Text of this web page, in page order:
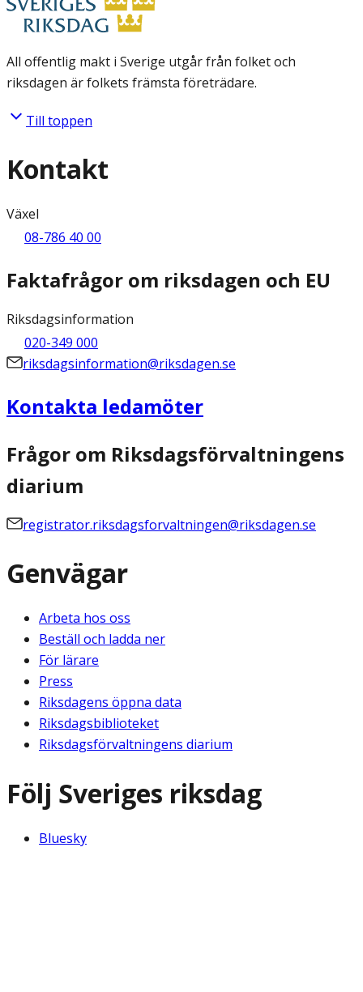
All offentlig makt i Sverige utgår från folket och
riksdagen är folkets främsta företrädare.
Till toppen
Kontakt
Växel
08-786 40 00
Faktafrågor om riksdagen och EU
Riksdagsinformation
020-349 000
riksdagsinformation@riksdagen.se
Kontakta ledamöter
Frågor om Riksdagsförvaltningens
diarium
registrator.riksdagsforvaltningen@riksdagen.se
Genvägar
Arbeta hos oss
Beställ och ladda ner
För lärare
Press
Riksdagens öppna data
Riksdagsbiblioteket
Riksdagsförvaltningens diarium
Följ Sveriges riksdag
Bluesky